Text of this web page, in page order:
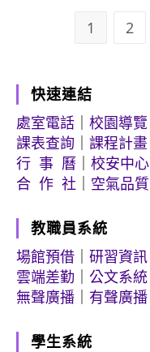
1 2
快速連結
處室電話
校園導覽
課表查詢
課程計畫
行 事 曆
校安中心
合 作 社
空氣品質
教職員系統
場館預借
研習資訊
雲端差勤
公文系統
無聲廣播
有聲廣播
學生系統